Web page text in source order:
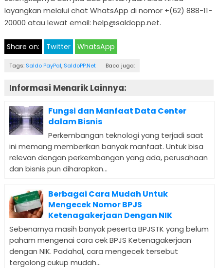
layangkan melalui chat WhatsApp di nomor +(62) 888-11-
20000 atau lewat email: help@saldopp.net.
Share on: Twitter WhatsApp
Tags: Saldo PayPal, SaldoPP.Net Baca juga:
Informasi Menarik Lainnya:
Fungsi dan Manfaat Data Center
dalam Bisnis
Perkembangan teknologi yang terjadi saat
ini memang memberikan banyak manfaat. Untuk bisa
relevan dengan perkembangan yang ada, perusahaan
dan bisnis pun diharapkan...
Berbagai Cara Mudah Untuk
Mengecek Nomor BPJS
Ketenagakerjaan Dengan NIK
Sebenarnya masih banyak peserta BPJSTK yang belum
paham mengenai cara cek BPJS Ketenagakerjaan
dengan NIK. Padahal, cara mengecek tersebut
tergolong cukup mudah...